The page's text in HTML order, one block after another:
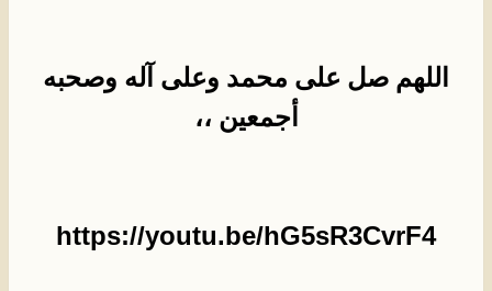
اللهم صل على محمد وعلى آله وصحبه
أجمعين ،،
https://youtu.be/hG5sR3CvrF4